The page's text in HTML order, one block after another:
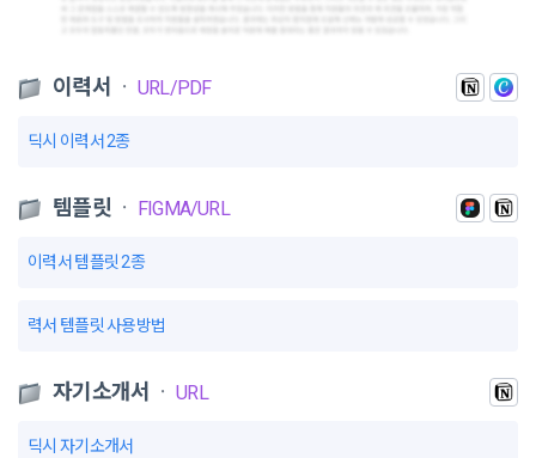
이력서 ㆍ URL/PDF
딕시 이력서 2종
템플릿 ㆍ FIGMA/URL
이력서 템플릿 2종
력서 템플릿 사용방법
자기소개서 ㆍ URL
딕시 자기소개서